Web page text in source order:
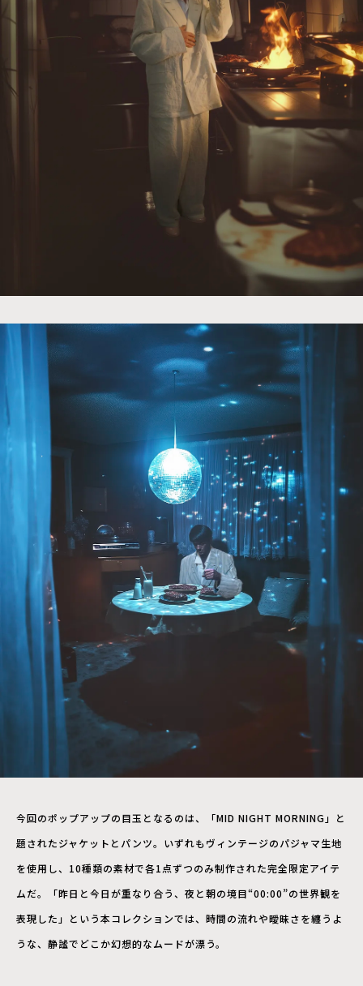
今回のポップアップの目玉となるのは、「MID NIGHT MORNING」と
題されたジャケットとパンツ。いずれもヴィンテージのパジャマ生地
を使用し、10種類の素材で各1点ずつのみ制作された完全限定アイテ
ムだ。「昨日と今日が重なり合う、夜と朝の境目“00:00”の世界観を
表現した」という本コレクションでは、時間の流れや曖昧さを纏うよ
うな、静謐でどこか幻想的なムードが漂う。